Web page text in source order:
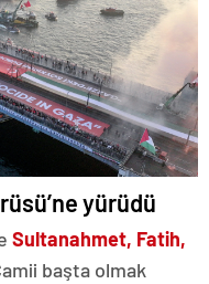
yürüdü
Sultanahmet, Fatih,
başta olmak